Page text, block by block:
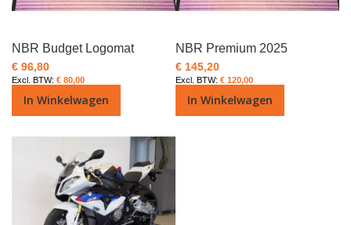
NBR Budget Logomat
€ 96,80
€ 80,00
In Winkelwagen
NBR Premium 2025
€ 145,20
€ 120,00
In Winkelwagen